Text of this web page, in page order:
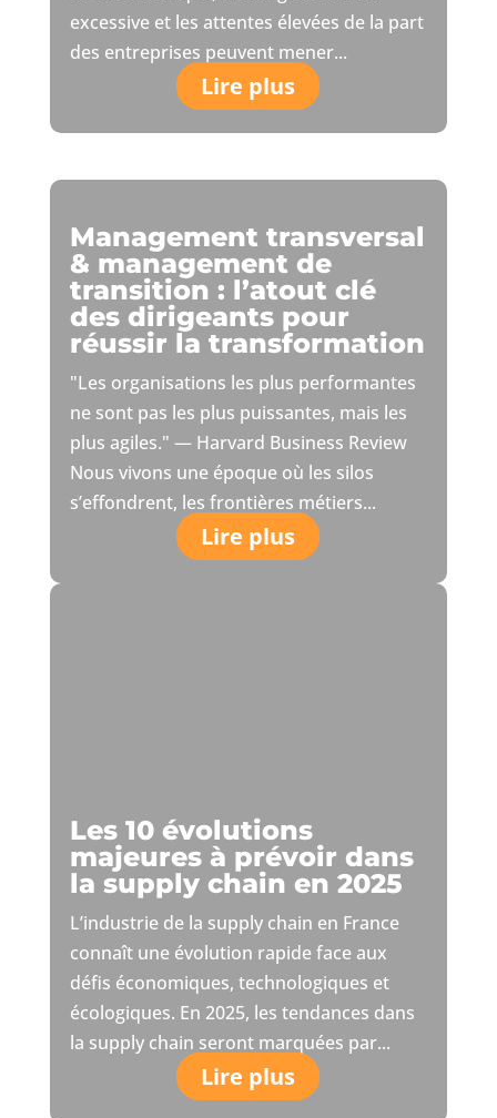
excessive et les attentes élevées de la part
des entreprises peuvent mener...
Lire plus
Management transversal
& management de
transition : l’atout clé
des dirigeants pour
réussir la transformation
"Les organisations les plus performantes
ne sont pas les plus puissantes, mais les
plus agiles." — Harvard Business Review
Nous vivons une époque où les silos
s’effondrent, les frontières métiers...
Lire plus
Les 10 évolutions
majeures à prévoir dans
la supply chain en 2025
L’industrie de la supply chain en France
connaît une évolution rapide face aux
défis économiques, technologiques et
écologiques. En 2025, les tendances dans
la supply chain seront marquées par...
Lire plus